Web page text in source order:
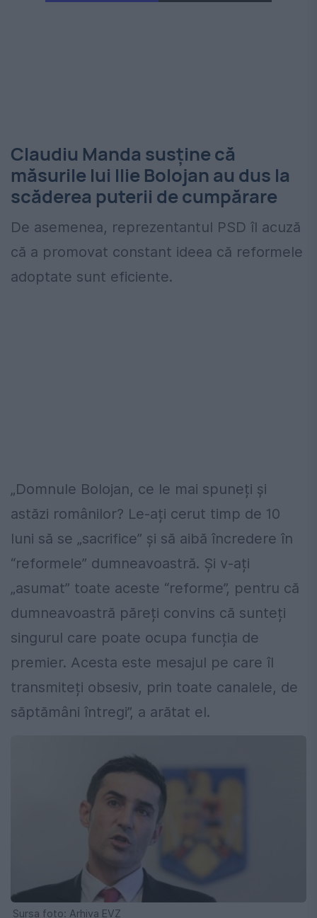
Claudiu Manda susține că
măsurile lui Ilie Bolojan au dus la
scăderea puterii de cumpărare
De asemenea, reprezentantul PSD îl acuză
că a promovat constant ideea că reformele
adoptate sunt eficiente.
„Domnule Bolojan, ce le mai spuneți și
astăzi românilor? Le-ați cerut timp de 10
luni să se „sacrifice” și să aibă încredere în
“reformele” dumneavoastră. Și v-ați
„asumat” toate aceste “reforme”, pentru că
dumneavoastră păreți convins că sunteți
singurul care poate ocupa funcția de
premier. Acesta este mesajul pe care îl
transmiteți obsesiv, prin toate canalele, de
săptămâni întregi”, a arătat el.
Sursa foto: Arhiva EVZ